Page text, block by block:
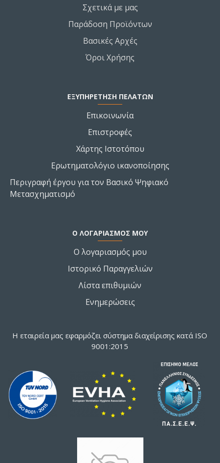
Σχετικά με μας
Παράδοση Προϊόντων
Βασικές Αρχές
Όροι Χρήσης
ΕΞΥΠΗΡΕΤΗΣΗ ΠΕΛΑΤΩΝ
Επικοινωνία
Επιστροφές
Χάρτης Ιστοτόπου
Ερωτηματολόγιο ικανοποίησης
Περιγραφή έργου για τον Βασικό Ψηφιακό
Μετασχηματισμό
Ο ΛΟΓΑΡΙΑΣΜΌΣ ΜΟΥ
Ο λογαριασμός μου
Ιστορικό Παραγγελιών
Λίστα επιθυμιών
Ενημερώσεις
Η εταιρεία μας εφαρμόζει σύστημα διαχείρισης κατά ISO
9001:2015